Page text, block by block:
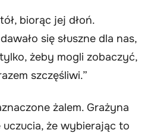
biorąc jej dłoń.
się słuszne dla nas,
żeby mogli zobaczyć,
szczęśliwi.”
żalem. Grażyna
uczucia, że wybierając to